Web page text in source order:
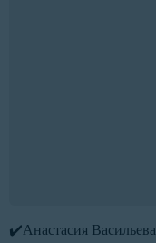
✔️Анастасия Васильева